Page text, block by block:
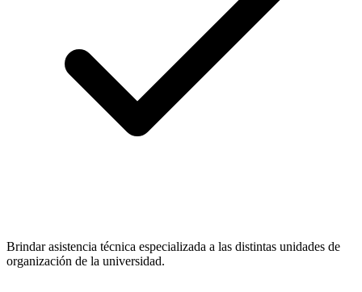
Brindar asistencia técnica especializada a las distintas unidades de
organización de la universidad.